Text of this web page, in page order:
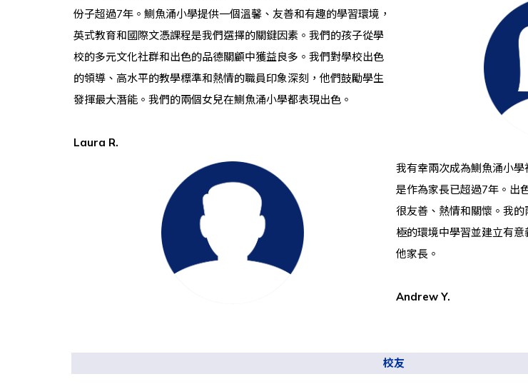
份子超過7年。鰂魚涌小學提供一個溫馨、友善和有趣的學習環境，
英式教育和國際文憑課程是我們選擇的關鍵因素。我們的孩子從學
校的多元文化社群和出色的品德關顧中獲益良多。我們對學校出色
的領導、高水平的教學標準和熱情的職員印象深刻，他們鼓勵學生
發揮最大潛能。我們的兩個女兒在鰂魚涌小學都表現出色。
Laura R.
我有幸兩次成為鰂魚涌小
是作為家長已超過7年。出
很友善、熱情和關懷。我
極的環境中學習並建立有
他家長。
Andrew Y.
校友